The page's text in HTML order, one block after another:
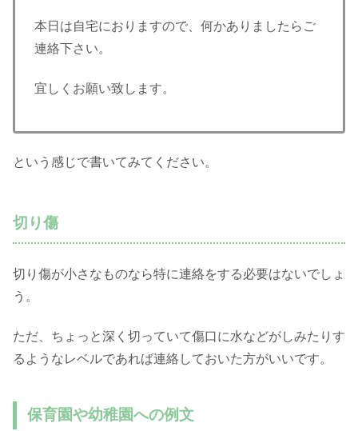
本日は自宅におりますので、何かありましたらご
連絡下さい。
宜しくお願い致します。
という感じで書いてみてください。
切り傷
切り傷が小さなものなら特に連絡をする必要はないでしょ
う。
ただ、ちょっと深く切っていて傷口に水などがしみたりす
るようなレベルであれば連絡しておいた方がいいです。
保育園や幼稚園への例文